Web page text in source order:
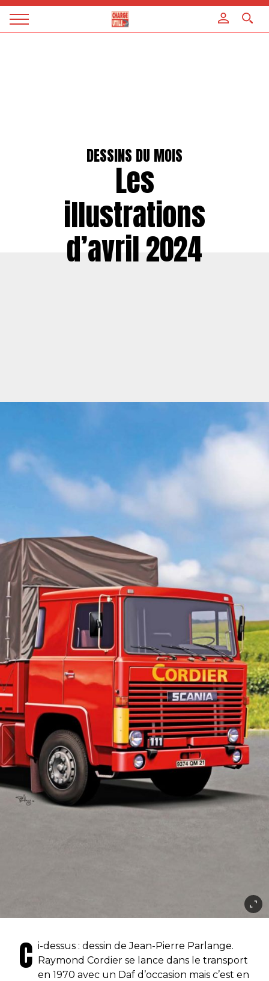
Magazine
DESSINS DU MOIS
Les
illustrations
d’avril 2024
C i-dessus : dessin de Jean-Pierre Parlange.
Raymond Cordier se lance dans le transport
en 1970 avec un Daf d’occasion mais c’est en
Panneau de gestion des cookies